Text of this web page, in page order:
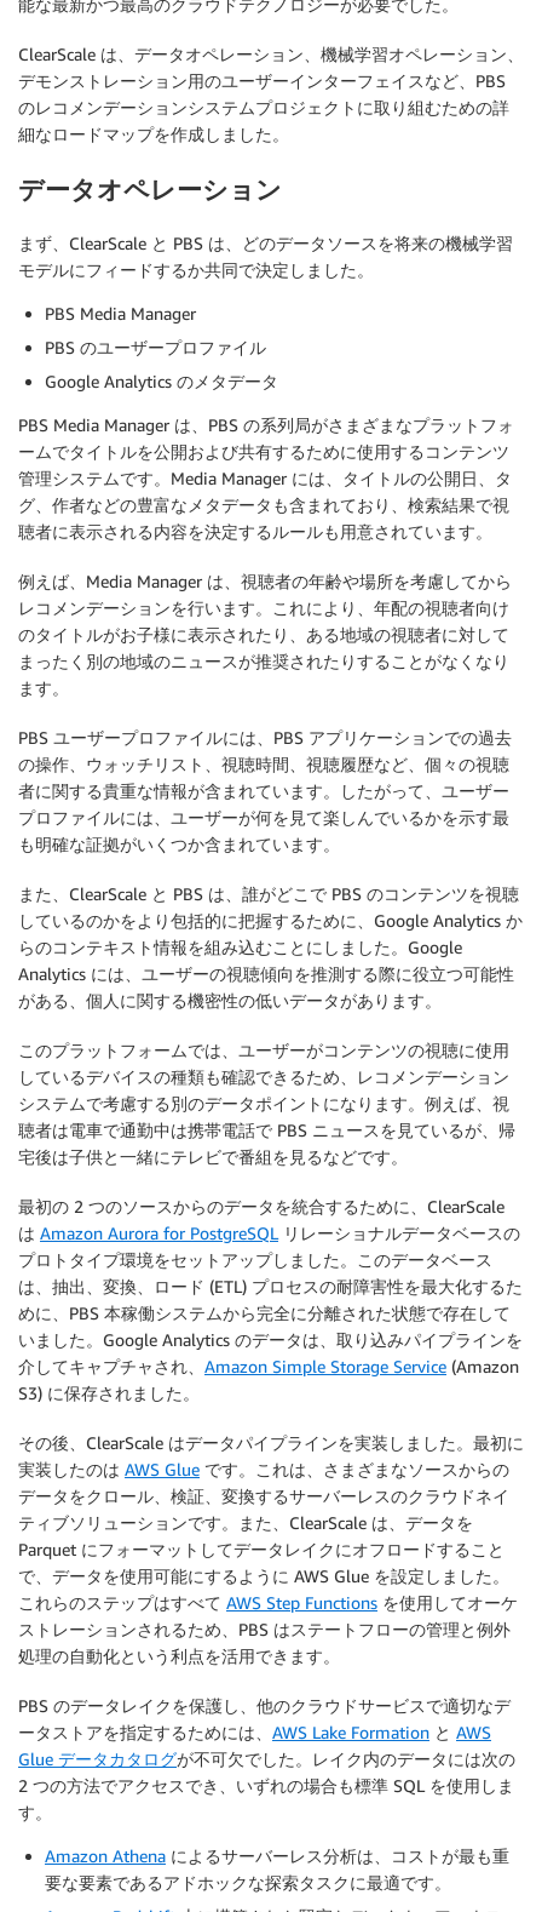
能な最新かつ最高のクラウドテクノロジーが必要でした。
ClearScale は、データオペレーション、機械学習オペレーション、
デモンストレーション用のユーザーインターフェイスなど、PBS
のレコメンデーションシステムプロジェクトに取り組むための詳
細なロードマップを作成しました。
データオペレーション
まず、ClearScale と PBS は、どのデータソースを将来の機械学習
モデルにフィードするか共同で決定しました。
PBS Media Manager
PBS のユーザープロファイル
Google Analytics のメタデータ
PBS Media Manager は、PBS の系列局がさまざまなプラットフォ
ームでタイトルを公開および共有するために使用するコンテンツ
管理システムです。Media Manager には、タイトルの公開日、タ
グ、作者などの豊富なメタデータも含まれており、検索結果で視
聴者に表示される内容を決定するルールも用意されています。
例えば、Media Manager は、視聴者の年齢や場所を考慮してから
レコメンデーションを行います。これにより、年配の視聴者向け
のタイトルがお子様に表示されたり、ある地域の視聴者に対して
まったく別の地域のニュースが推奨されたりすることがなくなり
ます。
PBS ユーザープロファイルには、PBS アプリケーションでの過去
の操作、ウォッチリスト、視聴時間、視聴履歴など、個々の視聴
者に関する貴重な情報が含まれています。したがって、ユーザー
プロファイルには、ユーザーが何を見て楽しんでいるかを示す最
も明確な証拠がいくつか含まれています。
また、ClearScale と PBS は、誰がどこで PBS のコンテンツを視聴
しているのかをより包括的に把握するために、Google Analytics か
らのコンテキスト情報を組み込むことにしました。Google
Analytics には、ユーザーの視聴傾向を推測する際に役立つ可能性
がある、個人に関する機密性の低いデータがあります。
このプラットフォームでは、ユーザーがコンテンツの視聴に使用
しているデバイスの種類も確認できるため、レコメンデーション
システムで考慮する別のデータポイントになります。例えば、視
聴者は電車で通勤中は携帯電話で PBS ニュースを見ているが、帰
宅後は子供と一緒にテレビで番組を見るなどです。
最初の 2 つのソースからのデータを統合するために、ClearScale
は Amazon Aurora for PostgreSQL リレーショナルデータベースの
プロトタイプ環境をセットアップしました。このデータベース
は、抽出、変換、ロード (ETL) プロセスの耐障害性を最大化するた
めに、PBS 本稼働システムから完全に分離された状態で存在して
いました。Google Analytics のデータは、取り込みパイプラインを
介してキャプチャされ、 Amazon Simple Storage Service (Amazon
S3) に保存されました。
その後、ClearScale はデータパイプラインを実装しました。最初に
実装したのは AWS Glue です。これは、さまざまなソースからの
データをクロール、検証、変換するサーバーレスのクラウドネイ
ティブソリューションです。また、ClearScale は、データを
Parquet にフォーマットしてデータレイクにオフロードすること
で、データを使用可能にするように AWS Glue を設定しました。
これらのステップはすべて AWS Step Functions を使用してオーケ
ストレーションされるため、PBS はステートフローの管理と例外
処理の自動化という利点を活用できます。
PBS のデータレイクを保護し、他のクラウドサービスで適切なデ
ータストアを指定するためには、 AWS Lake Formation と AWS
Glue データカタログが不可欠でした。レイク内のデータには次の
2 つの方法でアクセスでき、いずれの場合も標準 SQL を使用しま
す。
Amazon Athena によるサーバーレス分析は、コストが最も重
要な要素であるアドホックな探索タスクに最適です。